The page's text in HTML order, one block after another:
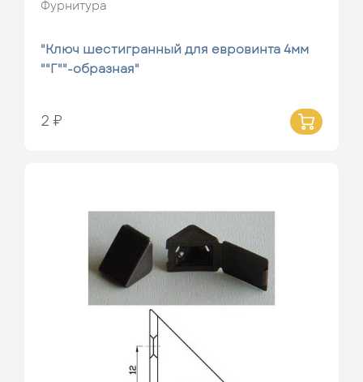
Фурнитура
"Ключ шестигранный для евровинта 4мм
""Г""-образная"
2 ₽